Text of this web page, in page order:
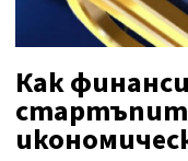
Как